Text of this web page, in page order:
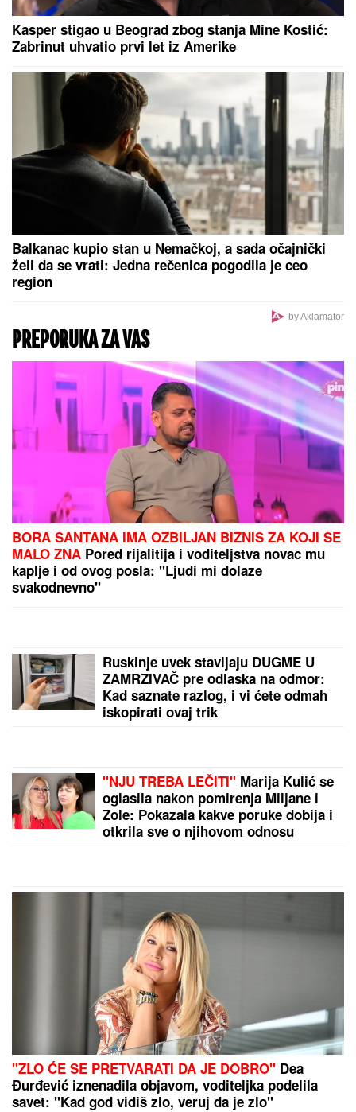
OVO JE SPISAK UČESNIKA "ELITE 10"
najavi! Filip Car i Anđela potpisali ugovore, a šuška
se da u Belu kuću stižu i ONI
Odbijala hospitalizaciju! Isplivali
novi detalji o zdravlju Mine Kostić!
Vic dana: Pije Mujo pivo za šankom u pivnici posle
radnog vremena...